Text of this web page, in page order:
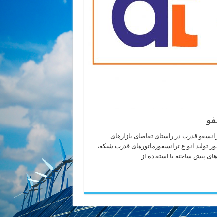
قدرت در راستای تقاضای بازارهای
تولید انواع ترانسفورماتورهای قدرت شبکه،
های پیش ساخته با استفاده از …